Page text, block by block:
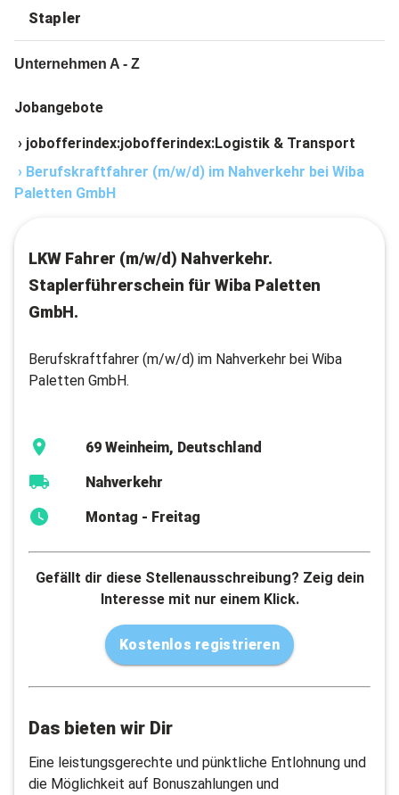
Stapler
Unternehmen A - Z
Jobangebote
› jobofferindex:jobofferindex:Logistik & Transport
› Berufskraftfahrer (m/w/d) im Nahverkehr bei Wiba
Paletten GmbH
LKW Fahrer (m/w/d) Nahverkehr.
Staplerführerschein für Wiba Paletten
GmbH.
Berufskraftfahrer (m/w/d) im Nahverkehr bei Wiba
Paletten GmbH.
69 Weinheim, Deutschland
Nahverkehr
Montag - Freitag
Gefällt dir diese Stellenausschreibung? Zeig dein
Interesse mit nur einem Klick.
Kostenlos registrieren
Das bieten wir Dir
Eine leistungsgerechte und pünktliche Entlohnung und
die Möglichkeit auf Bonuszahlungen und